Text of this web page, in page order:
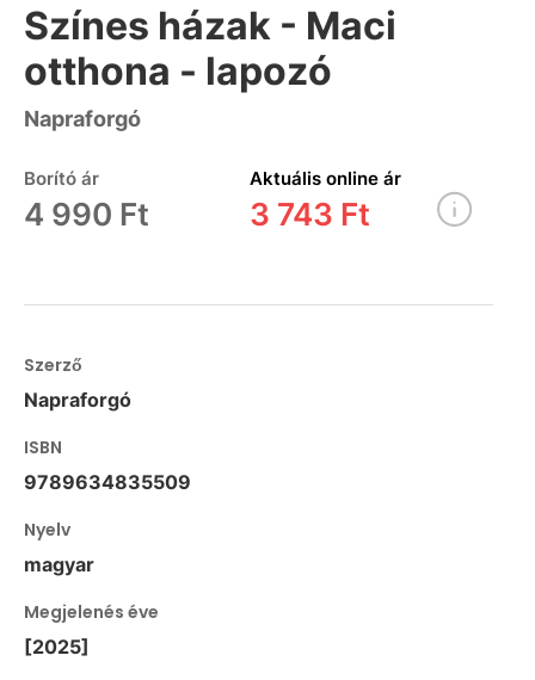
Színes házak - Maci
otthona - lapozó
Napraforgó
Borító ár
4 990 Ft
Aktuális online ár
3 743 Ft
Szerző
Napraforgó
ISBN
9789634835509
Nyelv
magyar
Megjelenés éve
[2025]